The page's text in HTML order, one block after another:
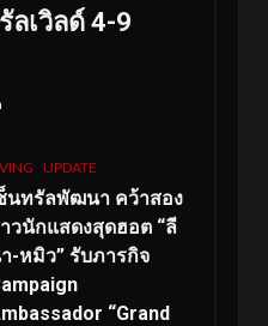
เวิลด์ 4-9
UPDATE
นทรัลพัฒนา คว้าสอง
วนักแสดงสุดฮอต “ลี
-หมิว” รับภารกิจ
“Grand